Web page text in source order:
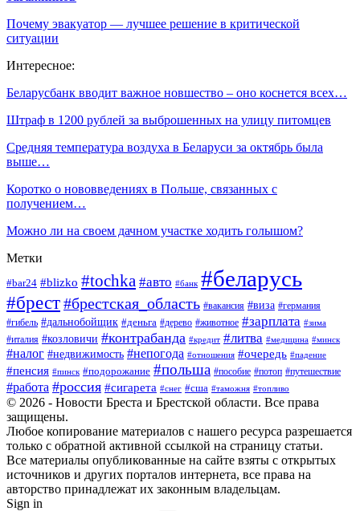
Почему эвакуатор — лучшее решение в критической
ситуации
Интересное:
Беларусбанк вводит важное новшество – оно коснется всех…
Штраф в 1200 рублей за выброшенных на улицу питомцев
Средняя температура воздуха в Беларуси за октябрь была
выше…
Коротко о нововведениях в Польше, связанных с
получением…
Можно ли на своем дачном участке ходить голышом?
Метки
#bar24 #blizko #tochka #авто #банк #беларусь
#брест#брестская_область #вакансия #виза #германия
#гибель #дальнобойщик #деньга #дерево #животное #зарплата #зима
#италия #козловичи #контрабанда #кредит #литва #медицина #минск
#налог #недвижимость #непогода #отношения #очередь #падение
#пенсия #пинск #подорожание #польша #пособие #потоп #путешествие
#работа #россия #сигарета #снег #сша #таможня #топливо
© 2026 - Новости Бреста и Брестской области. Все права
защищены.
Любое копирование материалов с нашего ресурса разрешается
только с обратной активной ссылкой на страницу статьи.
Все материалы опубликованные на сайте взяты с открытых
источников и других порталов интернета, все права на
авторство принадлежат их законным владельцам.
Sign in